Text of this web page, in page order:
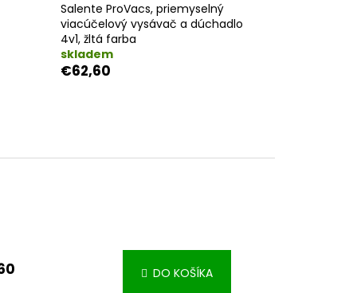
Salente ProVacs, priemyselný
viacúčelový vysávač a dúchadlo
4v1, žltá farba
skladem
€62,60
DO KOŠÍKA